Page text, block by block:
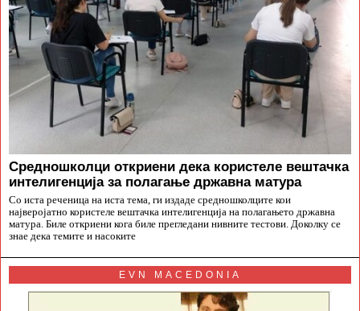
Средношколци откриени дека користеле вештачка
интелигенција за полагање државна матура
Со иста реченица на иста тема, ги издаде средношколците кои
најверојатно користеле вештачка интелигенција на полагањето државна
матура. Биле откриени кога биле прегледани нивните тестови. Доколку се
знае дека темите и насоките
EVN MACEDONIA